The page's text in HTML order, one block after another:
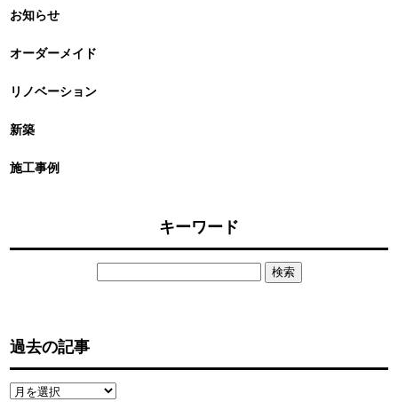
お知らせ
オーダーメイド
リノベーション
新築
施工事例
キーワード
過去の記事
過